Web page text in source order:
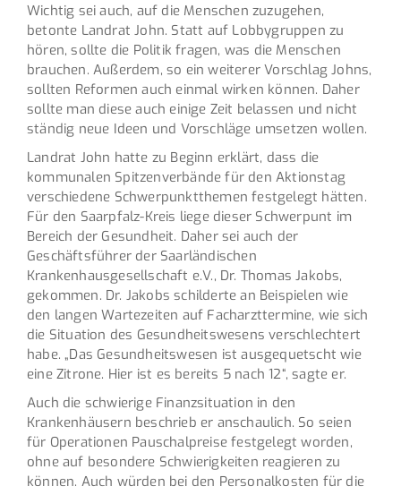
Wichtig sei auch, auf die Menschen zuzugehen,
betonte Landrat John. Statt auf Lobbygruppen zu
hören, sollte die Politik fragen, was die Menschen
brauchen. Außerdem, so ein weiterer Vorschlag Johns,
sollten Reformen auch einmal wirken können. Daher
sollte man diese auch einige Zeit belassen und nicht
ständig neue Ideen und Vorschläge umsetzen wollen.
Landrat John hatte zu Beginn erklärt, dass die
kommunalen Spitzenverbände für den Aktionstag
verschiedene Schwerpunktthemen festgelegt hätten.
Für den Saarpfalz-Kreis liege dieser Schwerpunt im
Bereich der Gesundheit. Daher sei auch der
Geschäftsführer der Saarländischen
Krankenhausgesellschaft e.V., Dr. Thomas Jakobs,
gekommen. Dr. Jakobs schilderte an Beispielen wie
den langen Wartezeiten auf Facharzttermine, wie sich
die Situation des Gesundheitswesens verschlechtert
habe. „Das Gesundheitswesen ist ausgequetscht wie
eine Zitrone. Hier ist es bereits 5 nach 12“, sagte er.
Auch die schwierige Finanzsituation in den
Krankenhäusern beschrieb er anschaulich. So seien
für Operationen Pauschalpreise festgelegt worden,
ohne auf besondere Schwierigkeiten reagieren zu
können. Auch würden bei den Personalkosten für die